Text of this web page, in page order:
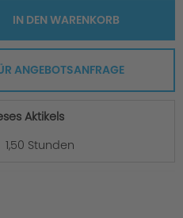
IN DENWARENKORB
ANGEBOTSANFRAGE
Aktikels
1,50 Stunden